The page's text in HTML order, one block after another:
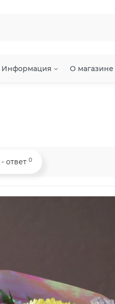
Информация О магазине
ответ 0